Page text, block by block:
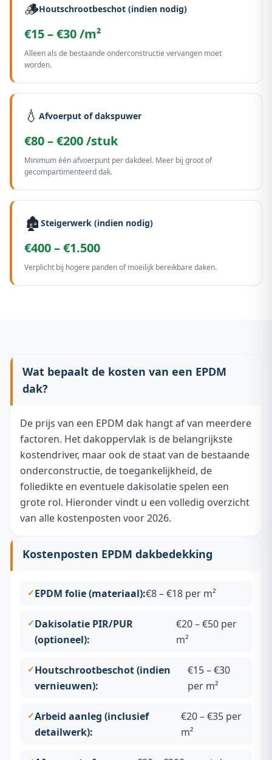
🪵Houtschrootbeschot (indien nodig)
€15 – €30 /m²
Alleen als de bestaande onderconstructie vervangen moet
worden.
💧 Afvoerput of dakspuwer
€80 – €200 /stuk
Minimum één afvoerpunt per dakdeel. Meer bij groot of
gecompartimenteerd dak.
🏚️ Steigerwerk (indien nodig)
€400 – €1.500
Verplicht bij hogere panden of moeilijk bereikbare daken.
Wat bepaalt de kosten van een EPDM
dak?
De prijs van een EPDM dak hangt af van meerdere
factoren. Het dakoppervlak is de belangrijkste
kostendriver, maar ook de staat van de bestaande
onderconstructie, de toegankelijkheid, de
foliedikte en eventuele dakisolatie spelen een
grote rol. Hieronder vindt u een volledig overzicht
van alle kostenposten voor 2026.
Kostenposten EPDM dakbedekking
EPDM folie (materiaal):€8 – €18 per m²
Dakisolatie PIR/PUR
(optioneel):
€20 – €50 per
m²
Houtschrootbeschot (indien
vernieuwen):
€15 – €30
per m²
Arbeid aanleg (inclusief
detailwerk):
€20 – €35 per
m²